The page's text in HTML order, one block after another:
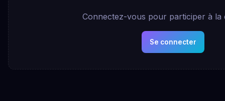
Connectez-vous pour participer à la
Se connecter